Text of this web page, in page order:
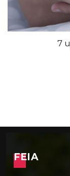
7
FEIA